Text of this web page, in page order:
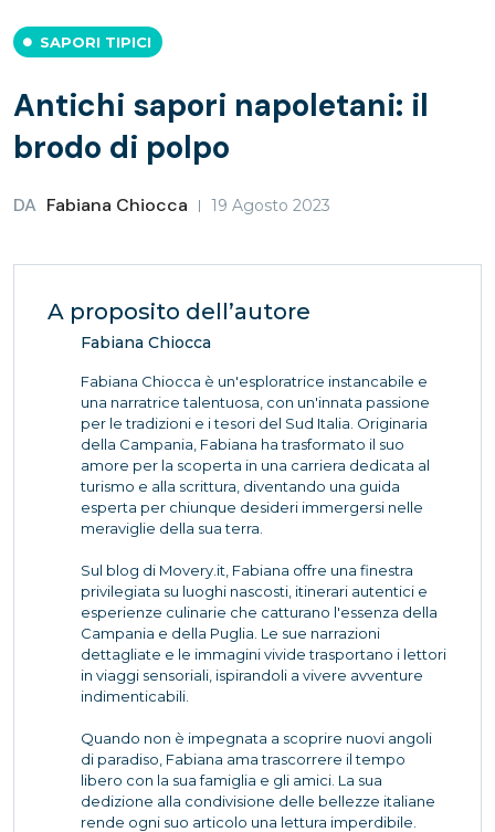
SAPORI TIPICI
Antichi sapori napoletani: il
brodo di polpo
DA Fabiana Chiocca 19 Agosto 2023
A proposito dell’autore
Fabiana Chiocca
Fabiana Chiocca è un'esploratrice instancabile e
una narratrice talentuosa, con un'innata passione
per le tradizioni e i tesori del Sud Italia. Originaria
della Campania, Fabiana ha trasformato il suo
amore per la scoperta in una carriera dedicata al
turismo e alla scrittura, diventando una guida
esperta per chiunque desideri immergersi nelle
meraviglie della sua terra.
Sul blog di Movery.it, Fabiana offre una finestra
privilegiata su luoghi nascosti, itinerari autentici e
esperienze culinarie che catturano l'essenza della
Campania e della Puglia. Le sue narrazioni
dettagliate e le immagini vivide trasportano i lettori
in viaggi sensoriali, ispirandoli a vivere avventure
indimenticabili.
Quando non è impegnata a scoprire nuovi angoli
di paradiso, Fabiana ama trascorrere il tempo
libero con la sua famiglia e gli amici. La sua
dedizione alla condivisione delle bellezze italiane
rende ogni suo articolo una lettura imperdibile.